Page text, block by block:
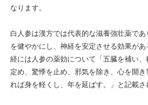
なります。
白人参は漢方では代表的な滋養強壮薬で
を健やかにし、神経を安定させる効果が
経には人参の薬効について「五臓を補い
定め、驚悸を止め、邪気を除き、心を開
れば身を軽くし、年を延ばす。」と記載さ